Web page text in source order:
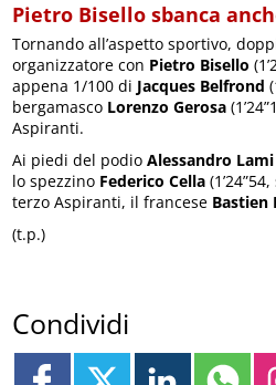
Pietro Bisello sbanca
Tornando all’aspetto sportivo,
organizzatore con Pietro Bisello
appena 1/100 di Jacques Belfrond
bergamasco Lorenzo Gerosa
Aspiranti.
Ai piedi del podioAlessandro Lami
lo spezzino Federico Cella
terzo Aspiranti, il francese Bastien
(t.p.)
Condividi